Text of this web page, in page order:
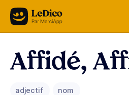
Aller au contenu
Affidé,
adjectif nom